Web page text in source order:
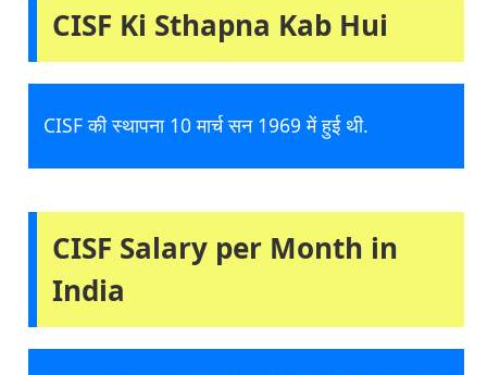
CISF Ki Sthapna Kab Hui
CISF की स्थापना 10 मार्च सन 1969 में हुई थी.
CISF Salary per Month in
India